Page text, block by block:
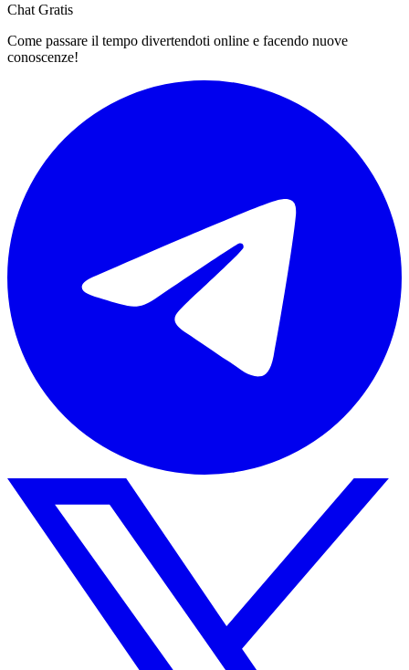
Chat Gratis
Come passare il tempo divertendoti online e facendo nuove
conoscenze!